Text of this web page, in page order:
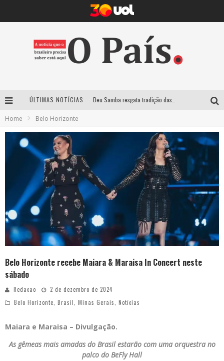
ÚLTIMAS NOTÍCIAS
Maior Campeonato de Drift da América Latina retorna ao Mega Space em março
Suzy Brasil traz humor ácido e contos de fadas “nonsense” para Belo Horizonte com o espetáculo “Uma Noite Horripilante”
Home Belo Horizonte
Belo Horizonte recebe Maiara & Maraisa In Concert neste
sábado
Redacao
2 de dezembro de 2024
Belo Horizonte, Brasil, Minas Gerais, Notícias
Maiara e Maraisa – Divulgação.
As gêmeas mais amadas do Brasil estarão com uma orquestra no
palco do BeFly Hall